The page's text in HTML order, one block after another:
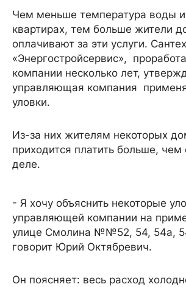
Чем меньше температура воды и
квартирах, тем больше жители
оплачивают за эти услуги.
«Энергостройсервис»,
компании несколько лет,
управляющая компания
уловки.
Из-за них жителям некоторых
приходится платить больше,
деле.
- Я хочу объяснить некоторые
управляющей компании на
улице Смолина №№52, 54, 54а,
говорит Юрий Октябревич.
Он поясняет: весь расход